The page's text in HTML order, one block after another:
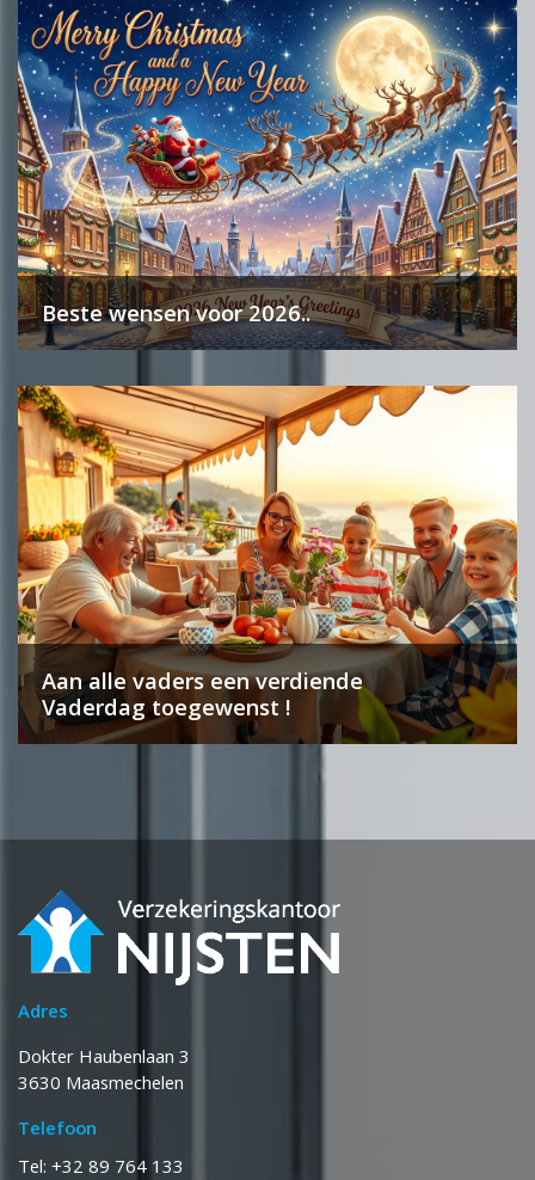
Beste wensen voor 2026..
Aan alle vaders een verdiende
Vaderdag toegewenst !
Adres
Dokter Haubenlaan 3
3630 Maasmechelen
Telefoon
Tel: +32 89 764 133